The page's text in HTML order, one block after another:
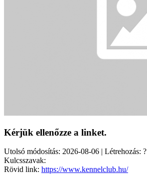
Kérjük ellenőzze a linket.
Utolsó módosítás: 2026-08-06 | Létrehozás: ?
Kulcsszavak:
Rövid link: https://www.kennelclub.hu/